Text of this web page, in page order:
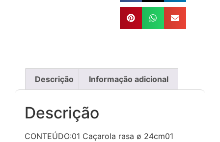
Descrição Informação adicional
Descrição
CONTEÚDO:01 Caçarola rasa ø 24cm01